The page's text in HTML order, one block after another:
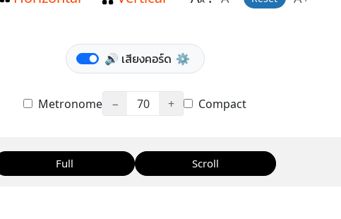
🔊 เสียงคอร์ด ⚙️
Metronome − 70 + Compact
Full Scroll